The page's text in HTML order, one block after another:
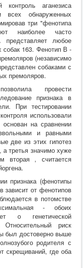
контроль аганезиса
всех обнаруженных
три "фенотипа
наиболее часто
любое
собак 163. Фенотип В -
(независимо
собаками с
премоляров.
провести
признака в
При тестировании
использовали
на сравнении
и равными
две из этих гипотез
а третья значимо хуже
вторая , считается
признака (фенотипы
зависит от фенотипов
в потомстве
- обоих
о генетической
Относительный риск
был достоверно выше
родителя с
скрещиваний, где оба